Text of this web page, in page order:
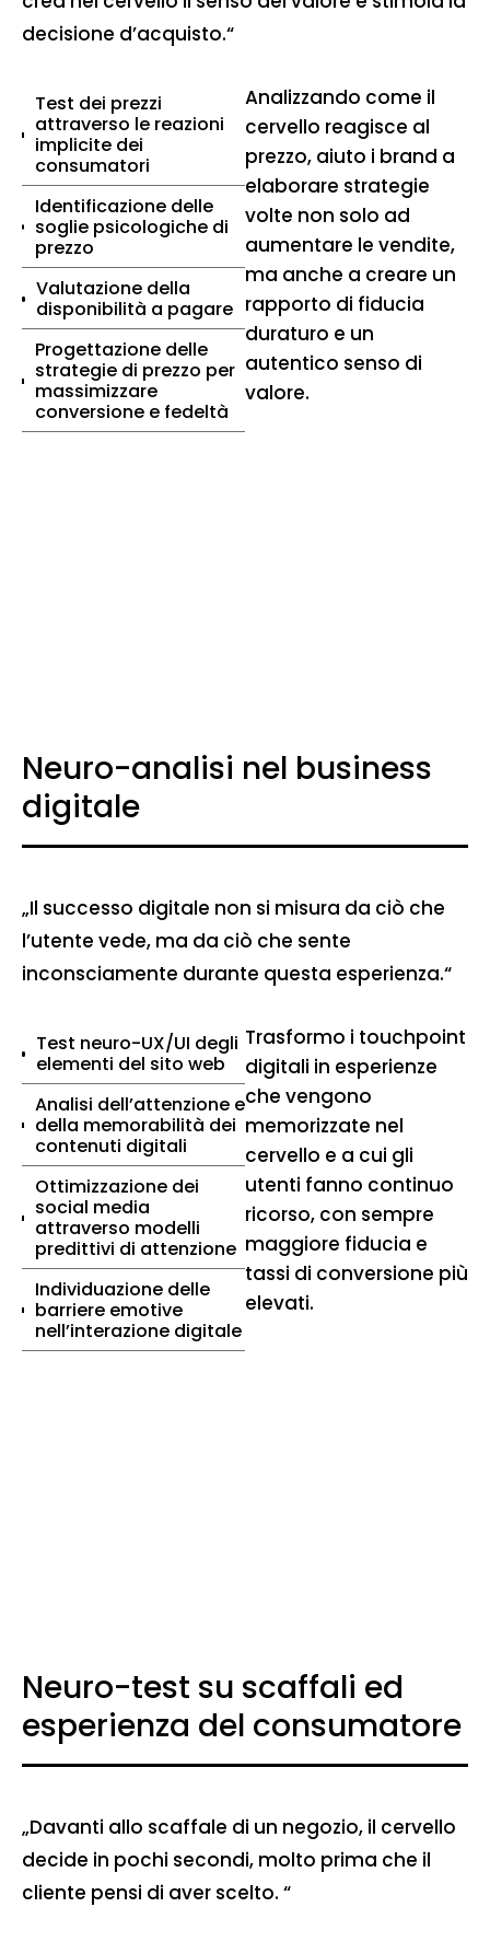
decisione d’acquisto.“
Test dei prezzi
attraverso le reazioni
implicite dei
consumatori
Identificazione delle
soglie psicologiche di
prezzo
Valutazione della
disponibilità a pagare
Progettazione delle
strategie di prezzo per
massimizzare
conversione e fedeltà
Analizzando come il
cervello reagisce al
prezzo, aiuto i brand a
elaborare strategie
volte non solo ad
aumentare le vendite,
ma anche a creare un
rapporto di fiducia
duraturo e un
autentico senso di
valore.
Neuro-analisi nel business
digitale
„Il successo digitale non si misura da ciò che
l’utente vede, ma da ciò che sente
inconsciamente durante questa esperienza.“
Test neuro-UX/UI degli
elementi del sito web
Analisi dell’attenzione e
della memorabilità dei
contenuti digitali
Ottimizzazione dei
social media
attraverso modelli
predittivi di attenzione
Individuazione delle
barriere emotive
nell’interazione digitale
Trasformo i touchpoint
digitali in esperienze
che vengono
memorizzate nel
cervello e a cui gli
utenti fanno continuo
ricorso, con sempre
maggiore fiducia e
tassi di conversione più
elevati.
Neuro-test su scaffali ed
esperienza del consumatore
„Davanti allo scaffale di un negozio, il cervello
decide in pochi secondi, molto prima che il
cliente pensi di aver scelto. “